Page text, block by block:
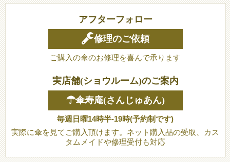
アフターフォロー
修理のご依頼
ご購入の傘のお修理を喜んで承ります
実店舗(ショウルーム)のご案内
☂傘寿庵(さんじゅあん)
毎週日曜14時半-19時(予約制です)
実際に傘を見てご購入頂けます。ネット購入品の受取、カス
タムメイドや修理受付も対応